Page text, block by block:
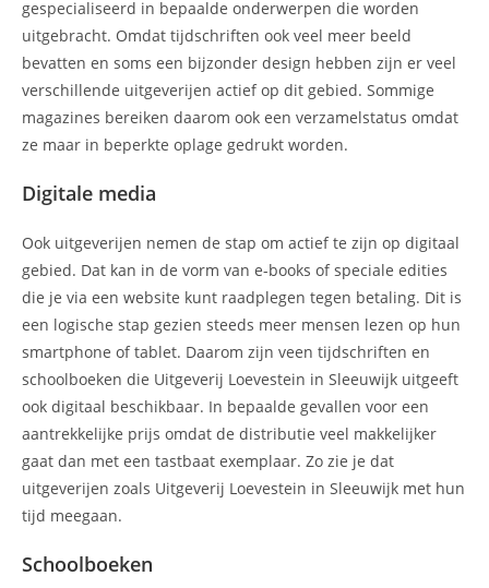
gespecialiseerd in bepaalde onderwerpen die worden
uitgebracht. Omdat tijdschriften ook veel meer beeld
bevatten en soms een bijzonder design hebben zijn er veel
verschillende uitgeverijen actief op dit gebied. Sommige
magazines bereiken daarom ook een verzamelstatus omdat
ze maar in beperkte oplage gedrukt worden.
Digitale media
Ook uitgeverijen nemen de stap om actief te zijn op digitaal
gebied. Dat kan in de vorm van e-books of speciale edities
die je via een website kunt raadplegen tegen betaling. Dit is
een logische stap gezien steeds meer mensen lezen op hun
smartphone of tablet. Daarom zijn veen tijdschriften en
schoolboeken die Uitgeverij Loevestein in Sleeuwijk uitgeeft
ook digitaal beschikbaar. In bepaalde gevallen voor een
aantrekkelijke prijs omdat de distributie veel makkelijker
gaat dan met een tastbaat exemplaar. Zo zie je dat
uitgeverijen zoals Uitgeverij Loevestein in Sleeuwijk met hun
tijd meegaan.
Schoolboeken